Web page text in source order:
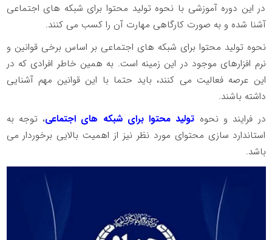
در این دوره آموزشی با نحوه تولید محتوا برای شبکه های اجتماعی
آشنا شده و به صورت کارگاهی مهارت آن را کسب می کنند.
نحوه تولید محتوا برای شبکه های اجتماعی بر اساس برخی قوانین و
نرم افزارهای موجود در این زمینه است. به همین خاطر افرادی که در
این عرصه فعالیت می کنند، باید حتما با این قوانین مهم آشنایی
داشته باشند.
در فرایند و نحوه تولید محتوا برای شبکه های اجتماعی، توجه به
استاندارد سازی محتوای مورد نظر نیز از اهمیت بالایی برخوردار می
باشد.